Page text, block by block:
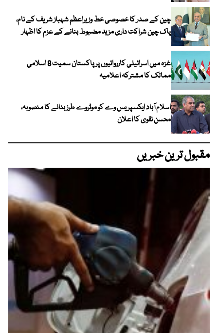
چین کے صدر کا خصوصی خط وزیراعظم شہباز شریف کے نام،
پاک چین شراکت داری مزید مضبوط بنانے کے عزم کا اظہار
غزہ میں اسرائیلی کارروائیوں پر پاکستان سمیت 8 اسلامی
ممالک کا مشترکہ اعلامیہ
اسلام آباد ایکسپریس وے کو موٹروے طرز بنانے کا منصوبہ،
محسن نقوی کا اعلان
مقبول ترین خبریں